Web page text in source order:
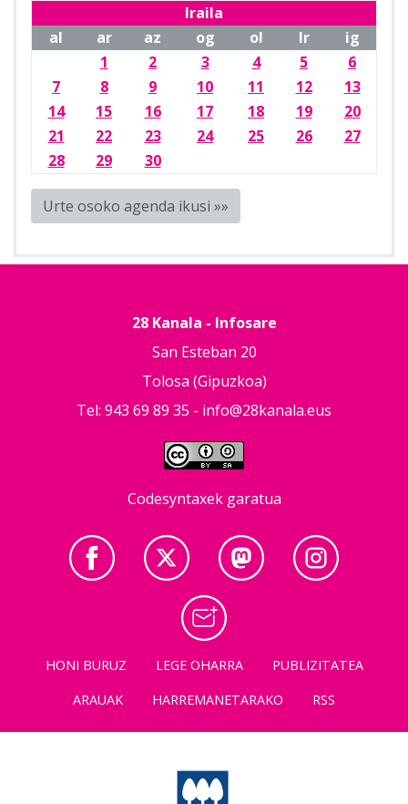
Iraila
al
ar az og ol lr
ig
1
2 3 4 5
6
7
8 9 10 11 12
13
14
15 16 17 18 19
20
21
22 23 24 25 26
27
28
29 30
Urte osoko agenda ikusi »»
28 Kanala - Infosare
San Esteban 20
Tolosa (Gipuzkoa)
Tel: 943 69 89 35 - info@28kanala.eus
Codesyntaxek garatua
HONI BURUZ LEGE OHARRA
PUBLIZITATEA
ARAUAK
HARREMANETARAKO RSS